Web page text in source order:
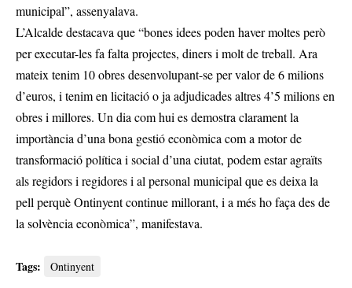
municipal”, assenyalava.
L’Alcalde destacava que “bones idees poden haver moltes però
per executar-les fa falta projectes, diners i molt de treball. Ara
mateix tenim 10 obres desenvolupant-se per valor de 6 milions
d’euros, i tenim en licitació o ja adjudicades altres 4’5 milions en
obres i millores. Un dia com hui es demostra clarament la
importància d’una bona gestió econòmica com a motor de
transformació política i social d’una ciutat, podem estar agraïts
als regidors i regidores i al personal municipal que es deixa la
pell perquè Ontinyent continue millorant, i a més ho faça des de
la solvència econòmica”, manifestava.
Tags: Ontinyent